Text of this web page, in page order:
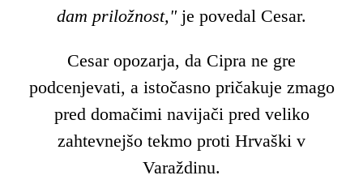
dam priložnost,"je povedal Cesar.
Cesar opozarja, da Cipra ne gre
podcenjevati, a istočasno pričakuje zmago
pred domačimi navijači pred veliko
zahtevnejšo tekmo proti Hrvaški v
Varaždinu.